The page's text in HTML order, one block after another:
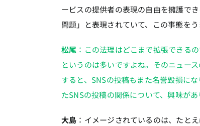
ービスの提供者の表現の自由を擁護で
問題」と表現されていて、この事態を
松尾 ：この法理はどこまで拡張できる
というのは多いですよね。そのニュー
すると、SNSの投稿もまた名誉毀損に
たSNSの投稿の関係について、興味があ
大島 ：イメージされているのは、たと